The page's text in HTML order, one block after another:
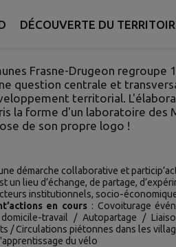
DÉCOUVERTE DU
!
Frasne-Drugeon regroupe
question centrale et
territorial.
la forme d'un laboratoire des
de son propre logo !
démarche collaborative et
un lieu d’échange, de partage,
institutionnels, socio-
en cours : Covoiturage
travail / Autopartage /
/ Circulations piétonnes dans les
du vélo